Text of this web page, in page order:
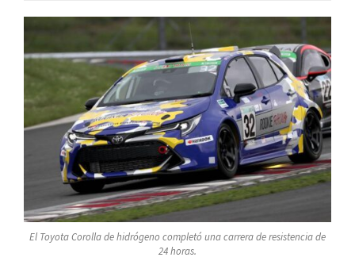
El Toyota Corolla de hidrógeno completó una carrera de resistencia de
24 horas.